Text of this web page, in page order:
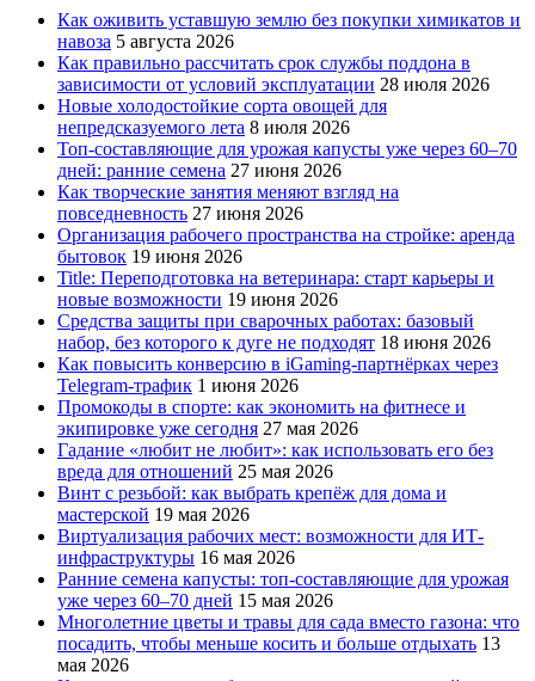
Как оживить уставшую землю без покупки химикатов и
навоза 5 августа 2026
Как правильно рассчитать срок службы поддона в
зависимости от условий эксплуатации 28 июля 2026
Новые холодостойкие сорта овощей для
непредсказуемого лета 8 июля 2026
Топ-составляющие для урожая капусты уже через 60–70
дней: ранние семена 27 июня 2026
Как творческие занятия меняют взгляд на
повседневность 27 июня 2026
Организация рабочего пространства на стройке: аренда
бытовок 19 июня 2026
Title: Переподготовка на ветеринара: старт карьеры и
новые возможности 19 июня 2026
Средства защиты при сварочных работах: базовый
набор, без которого к дуге не подходят 18 июня 2026
Как повысить конверсию в iGaming-партнёрках через
Telegram-трафик 1 июня 2026
Промокоды в спорте: как экономить на фитнесе и
экипировке уже сегодня 27 мая 2026
Гадание «любит не любит»: как использовать его без
вреда для отношений 25 мая 2026
Винт с резьбой: как выбрать крепёж для дома и
мастерской 19 мая 2026
Виртуализация рабочих мест: возможности для ИТ-
инфраструктуры 16 мая 2026
Ранние семена капусты: топ‑составляющие для урожая
уже через 60–70 дней 15 мая 2026
Многолетние цветы и травы для сада вместо газона: что
посадить, чтобы меньше косить и больше отдыхать 13
мая 2026